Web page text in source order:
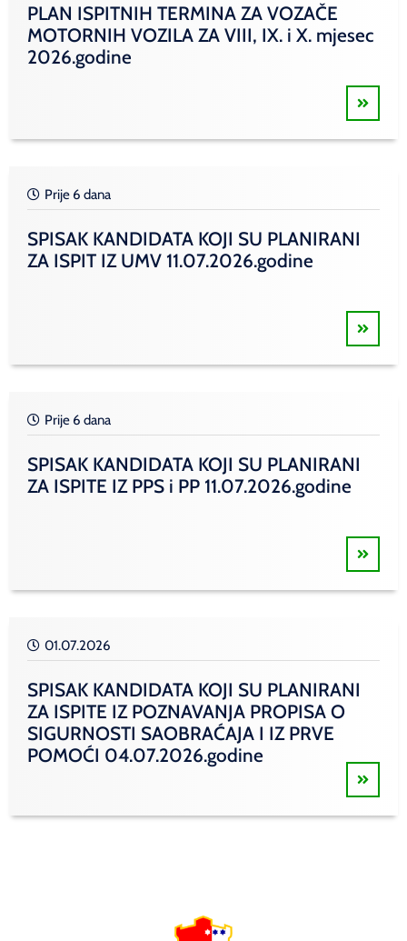
PLAN ISPITNIH TERMINA ZA VOZAČE
MOTORNIH VOZILA ZA VIII, IX. i X. mjesec
2026.godine
Prije 6 dana
SPISAK KANDIDATA KOJI SU PLANIRANI
ZA ISPIT IZ UMV 11.07.2026.godine
Prije 6 dana
SPISAK KANDIDATA KOJI SU PLANIRANI
ZA ISPITE IZ PPS i PP 11.07.2026.godine
01.07.2026
SPISAK KANDIDATA KOJI SU PLANIRANI
ZA ISPITE IZ POZNAVANJA PROPISA O
SIGURNOSTI SAOBRAĆAJA I IZ PRVE
POMOĆI 04.07.2026.godine